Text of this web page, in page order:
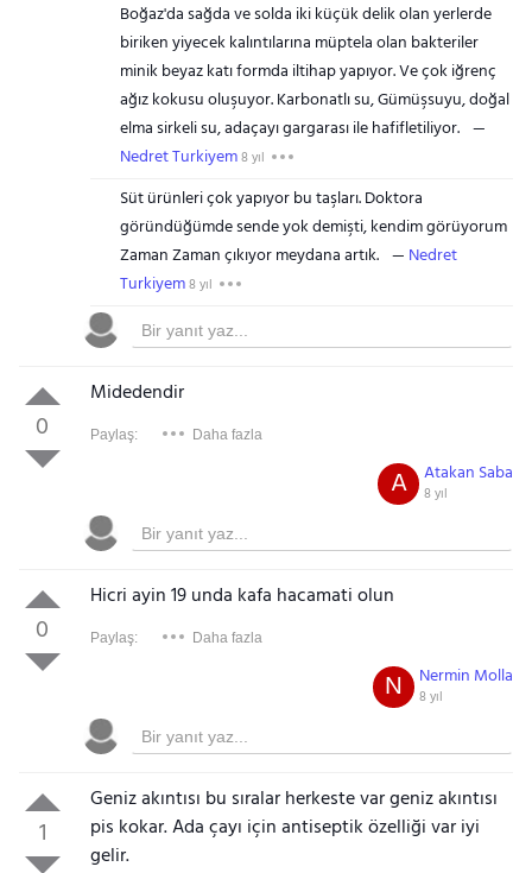
Boğaz'da sağda ve solda iki küçük delik olan yerlerde
biriken yiyecek kalıntılarına müptela olan bakteriler
minik beyaz katı formda iltihap yapıyor. Ve çok iğrenç
ağız kokusu oluşuyor. Karbonatlı su, Gümüşsuyu, doğal
elma sirkeli su, adaçayı gargarası ile hafifletiliyor.
Nedret Turkiyem8 yıl
Süt ürünleri çok yapıyor bu taşları. Doktora
göründüğümde sende yok demişti, kendim görüyorum
Zaman Zaman çıkıyor meydana artık.
Nedret
Turkiyem8 yıl
0
Midedendir
Paylaş: Daha fazla
Atakan Saba
8 yıl
A
0
Hicri ayin 19 unda kafa hacamati olun
Paylaş: Daha fazla
Nermin Molla
8 yıl
N
1
Geniz akıntısı bu sıralar herkeste var geniz akıntısı
pis kokar. Ada çayı için antiseptik özelliği var iyi
gelir.